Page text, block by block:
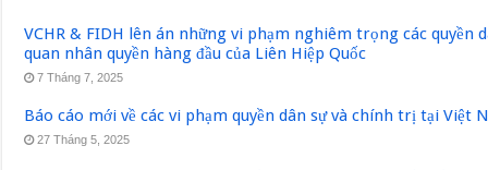
VCHR & FIDH lên án những vi phạm nghiêm trọng các quyền
quan nhân quyền hàng đầu của Liên Hiệp Quốc
7 Tháng 7, 2025
Báo cáo mới về các vi phạm quyền dân sự và chính trị tại Việt
27 Tháng 5, 2025